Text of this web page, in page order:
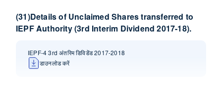
(31)Details of Unclaimed Shares transferred to
IEPF Authority (3rd Interim Dividend 2017-18).
IEPF-4 3rd अंतरिम डिविडेंड 2017-2018
डाउनलोड करें